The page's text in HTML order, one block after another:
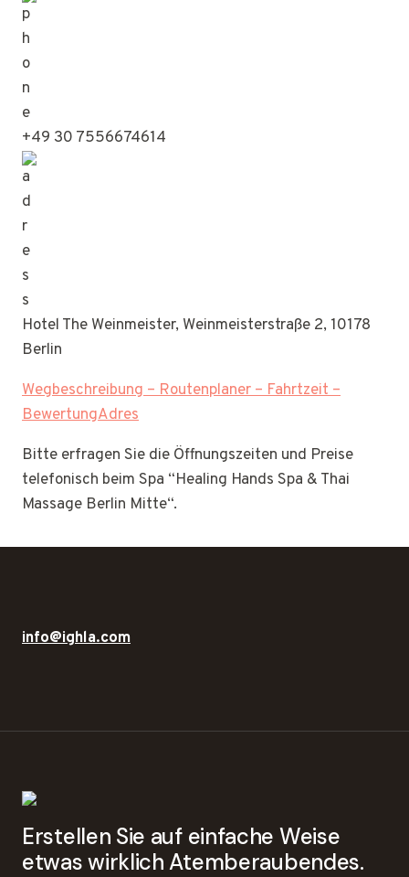
+49 30 7556674614
Hotel The Weinmeister, Weinmeisterstraße 2, 10178
Berlin
Wegbeschreibung – Routenplaner – Fahrtzeit –
BewertungAdres
Bitte erfragen Sie die Öffnungszeiten und Preise
telefonisch beim Spa “Healing Hands Spa & Thai
Massage Berlin Mitte“.
info@ighla.com
Erstellen Sie auf einfache Weise
etwas wirklich Atemberaubendes.